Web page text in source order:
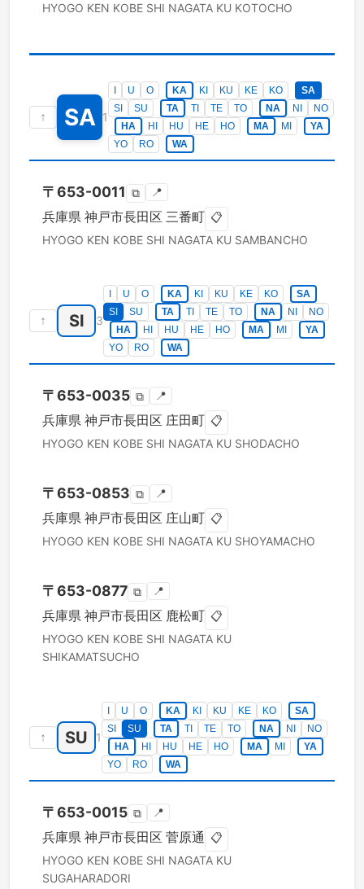
HYOGO KEN KOBE SHI NAGATA KU KOTOCHO
↑ SA 1
U O KA KI KU KE KO
SA
SI
SU TA TI TE TO NA NI
NO
HA
HI HU HE HO MA MI
YA
YO
RO WA
〒653-0011 ⧉ 📍
兵庫県 神戸市長田区 三番町 📋
HYOGO KEN KOBE SHI NAGATA KU SAMBANCHO
↑ SI 3
U O KA KI KU KE KO
SA
SI
SU TA TI TE TO NA NI
NO
HA
HI HU HE HO MA MI
YA
YO
RO WA
〒653-0035 ⧉ 📍
兵庫県 神戸市長田区 庄田町 📋
HYOGO KEN KOBE SHI NAGATA KU SHODACHO
〒653-0853 ⧉ 📍
兵庫県 神戸市長田区 庄山町 📋
HYOGO KEN KOBE SHI NAGATA KU SHOYAMACHO
〒653-0877 ⧉ 📍
兵庫県 神戸市長田区 鹿松町 📋
HYOGO KEN KOBE SHI NAGATA KU
SHIKAMATSUCHO
↑ SU 1
U O KA KI KU KE KO
SA
SI
SU TA TI TE TO NA NI
NO
HA
HI HU HE HO MA MI
YA
YO
RO WA
〒653-0015 ⧉ 📍
兵庫県 神戸市長田区 菅原通 📋
HYOGO KEN KOBE SHI NAGATA KU
SUGAHARADORI